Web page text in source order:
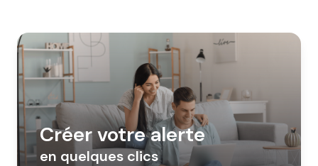
Créer votre alerte
en quelques clics